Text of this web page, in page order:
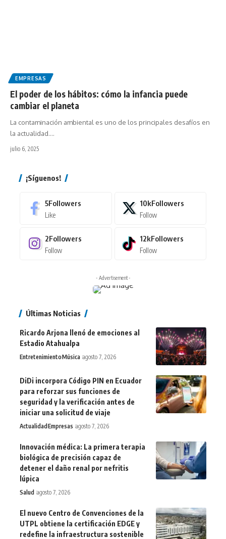
EMPRESAS
El poder de los hábitos: cómo la infancia puede
cambiar el planeta
La contaminación ambiental es uno de los principales desafíos en
la actualidad.…
julio 6, 2025
¡Síguenos!
5Followers
Like
10kFollowers
Follow
2Followers
Follow
12kFollowers
Follow
- Advertisement -
Últimas Noticias
Ricardo Arjona llenó de emociones al
Estadio Atahualpa
EntretenimientoMúsica agosto 7, 2026
DiDi incorpora Código PIN en Ecuador
para reforzar sus funciones de
seguridad y la verificación antes de
iniciar una solicitud de viaje
ActualidadEmpresas agosto 7, 2026
Innovación médica: La primera terapia
biológica de precisión capaz de
detener el daño renal por nefritis
lúpica
Salud agosto 7, 2026
El nuevo Centro de Convenciones de la
UTPL obtiene la certificación EDGE y
redefine la infraestructura sostenible